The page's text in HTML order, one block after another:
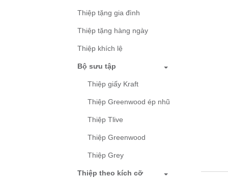
Thiệp tặng gia đình
Thiệp tặng hàng ngày
Thiệp khích lệ
Bộ sưu tập
Thiệp giấy Kraft
Thiệp Greenwood ép nhũ
Thiệp Tlive
Thiệp Greenwood
Thiệp Grey
Thiệp theo kích cỡ